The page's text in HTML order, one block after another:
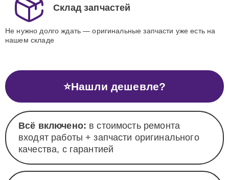
Склад запчастей
Не нужно долго ждать — оригинальные запчасти уже есть на
нашем складе
⭐Нашли дешевле?
Всё включено: в стоимость ремонта
входят работы + запчасти оригинального
качества, с гарантией